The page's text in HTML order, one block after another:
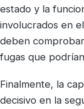
estado y la
involucrados en
deben
fugas que
Finalmente, la
decisivo en la